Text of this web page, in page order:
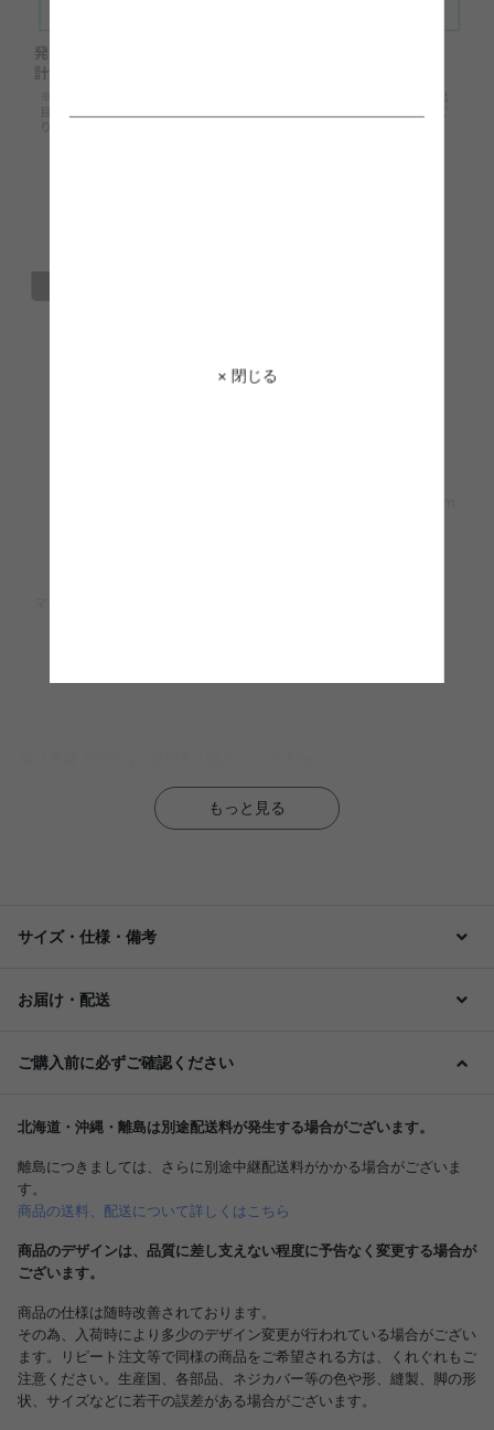
× 閉じる
もっと見る
サイズ・仕様・備考
お届け・配送
ご購入前に必ずご確認ください
北海道・沖縄・離島は別途配送料が発生する場合がございます。
離島につきましては、さらに別途中継配送料がかかる場合がございま
す。
商品の送料、配送について詳しくはこちら
商品のデザインは、品質に差し支えない程度に予告なく変更する場合が
ございます。
商品の仕様は随時改善されております。
その為、入荷時により多少のデザイン変更が行われている場合がござい
ます。リピート注文等で同様の商品をご希望される方は、くれぐれもご
注意ください。生産国、各部品、ネジカバー等の色や形、縫製、脚の形
状、サイズなどに若干の誤差がある場合がございます。